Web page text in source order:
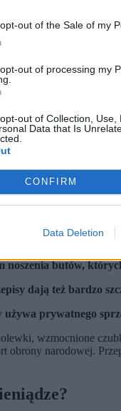
out of the Sale of my
out of processing my
out of Collection,
Data that Is
CONFIRM
Data Deletion
noszenia butów,
dają też bardzo
prywatnego
wzmocnione
narodowej.